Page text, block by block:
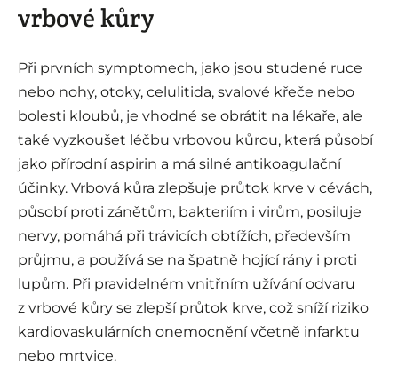
vrbové kůry
Při prvních symptomech, jako jsou studené ruce
nebo nohy, otoky, celulitida, svalové křeče nebo
bolesti kloubů, je vhodné se obrátit na lékaře, ale
také vyzkoušet léčbu vrbovou kůrou, která působí
jako přírodní aspirin a má silné antikoagulační
účinky. Vrbová kůra zlepšuje průtok krve v cévách,
působí proti zánětům, bakteriím i virům, posiluje
nervy, pomáhá při trávicích obtížích, především
průjmu, a používá se na špatně hojící rány i proti
lupům. Při pravidelném vnitřním užívání odvaru
z vrbové kůry se zlepší průtok krve, což sníží riziko
kardiovaskulárních onemocnění včetně infarktu
nebo mrtvice.